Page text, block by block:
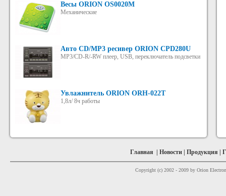
Весы ORION OS0020M
Механические
Авто CD/MP3 ресивер ORION CPD280U
MP3/CD-R/-RW плеер, USB, переключатель подсветки
Увлажнитель ORION ORH-022T
1,8л/ 8ч работы
Главная Новости Продукция
Copyright (c) 2002 - 2009 by Orion